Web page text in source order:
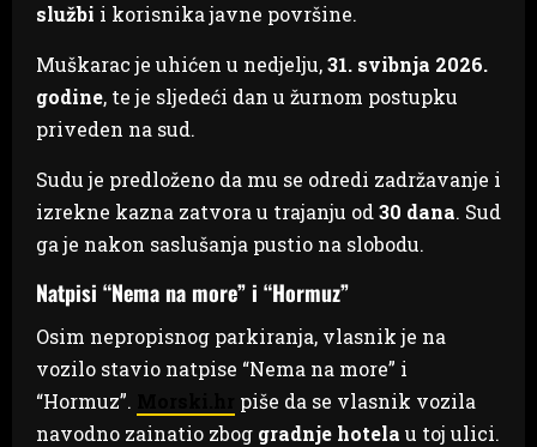
službi i korisnika javne površine.
Muškarac je uhićen u nedjelju,31. svibnja 2026.
godine, te je sljedeći dan u žurnom postupku
priveden na sud.
Sudu je predloženo da mu se odredi zadržavanje i
izrekne kazna zatvora u trajanju od 30 dana. Sud
ga je nakon saslušanja pustio na slobodu.
Natpisi “Nema na more” i “Hormuz”
Osim nepropisnog parkiranja, vlasnik je na
vozilo stavio natpise “Nema na more” i
“Hormuz”.
piše da se vlasnik vozila
navodno zainatio zbog gradnje hotela u toj ulici.